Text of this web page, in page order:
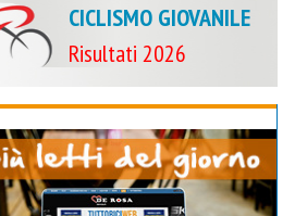
CICLISMO GIOVANILE
Risultati 2026